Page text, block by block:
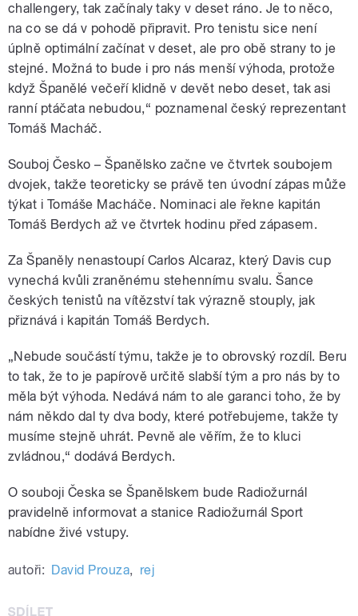
challengery, tak začínaly taky v deset ráno. Je to něco,
na co se dá v pohodě připravit. Pro tenistu sice není
úplně optimální začínat v deset, ale pro obě strany to je
stejné. Možná to bude i pro nás menší výhoda, protože
když Španělé večeří klidně v devět nebo deset, tak asi
ranní ptáčata nebudou,“ poznamenal český reprezentant
Tomáš Macháč.
Souboj Česko – Španělsko začne ve čtvrtek soubojem
dvojek, takže teoreticky se právě ten úvodní zápas může
týkat i Tomáše Macháče. Nominaci ale řekne kapitán
Tomáš Berdych až ve čtvrtek hodinu před zápasem.
Za Španěly nenastoupí Carlos Alcaraz, který Davis cup
vynechá kvůli zraněnému stehennímu svalu. Šance
českých tenistů na vítězství tak výrazně stouply, jak
přiznává i kapitán Tomáš Berdych.
„Nebude součástí týmu, takže je to obrovský rozdíl. Beru
to tak, že to je papírově určitě slabší tým a pro nás by to
měla být výhoda. Nedává nám to ale garanci toho, že by
nám někdo dal ty dva body, které potřebujeme, takže ty
musíme stejně uhrát. Pevně ale věřím, že to kluci
zvládnou,“ dodává Berdych.
O souboji Česka se Španělskem bude Radiožurnál
pravidelně informovat a stanice Radiožurnál Sport
nabídne živé vstupy.
autoři: David Prouza, rej